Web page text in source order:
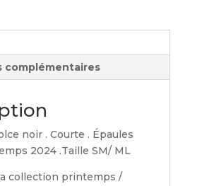
complémentaires
noir . Courte . Épaules
2024 .Taille SM/ ML
collection printemps /